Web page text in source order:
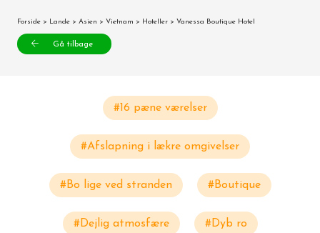
Forside > Lande > Asien > Vietnam > Hoteller > Vanessa Boutique Hotel
Gå tilbage
#16 pæne værelser
#Afslapning i lækre omgivelser
#Bo lige ved stranden #Boutique
#Dejlig atmosfære #Dyb ro